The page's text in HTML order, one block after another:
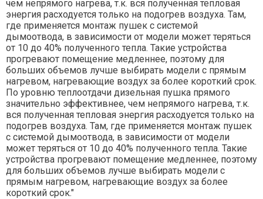
чем непрямого нагрева, т.к. вся полученная тепловая
энергия расходуется только на подогрев воздуха. Там,
где применяется монтаж пушек с системой
дымоотвода, в зависимости от модели может теряться
от 10 до 40% полученного тепла. Такие устройства
прогревают помещение медленнее, поэтому для
больших объемов лучше выбирать модели с прямым
нагревом, нагревающие воздух за более короткий срок.
По уровню теплоотдачи дизельная пушка прямого
значительно эффективнее, чем непрямого нагрева, т.к.
вся полученная тепловая энергия расходуется только на
подогрев воздуха. Там, где применяется монтаж пушек
с системой дымоотвода, в зависимости от модели
может теряться от 10 до 40% полученного тепла. Такие
устройства прогревают помещение медленнее, поэтому
для больших объемов лучше выбирать модели с
прямым нагревом, нагревающие воздух за более
короткий срок."